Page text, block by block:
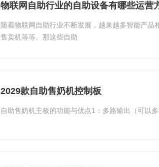
物联网自助行业的自助设备有哪些运营
随着物联网自助行业不断发展，越来越多智能产
售卖机等等。那这些自助
2029款自助售奶机控制板
自助售奶机主板的功能与优点1：多路输出（可以